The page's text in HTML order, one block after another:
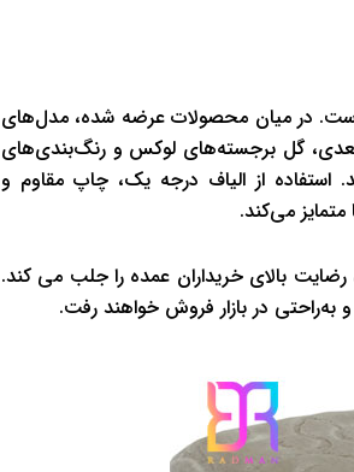
است. در ميان محصولات عرضه شده، مدل‌هاي
گل برجسته‌هاي لوکس و رنگ‌بندي‌هاي
از الياف درجه يک، چاپ مقاوم و
مي‌کند.
رضايت بالاي خريداران عمده را جلب می کند.
به‌راحتي در بازار فروش خواهند رفت.